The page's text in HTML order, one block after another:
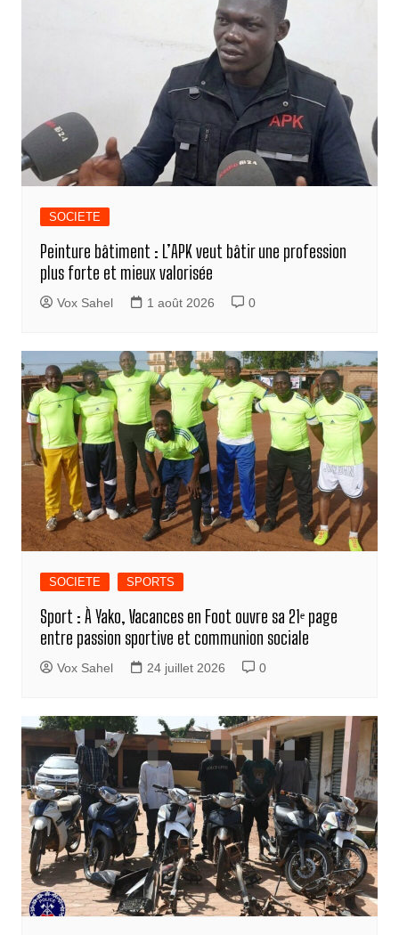
SOCIETE
Peinture bâtiment : L’APK veut bâtir une profession
plus forte et mieux valorisée
Vox Sahel 1 août 2026 0
SOCIETE SPORTS
Sport : À Yako, Vacances en Foot ouvre sa 21ᵉ page
entre passion sportive et communion sociale
Vox Sahel 24 juillet 2026 0